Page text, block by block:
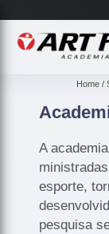
Home
A
esporte,
pesquisa